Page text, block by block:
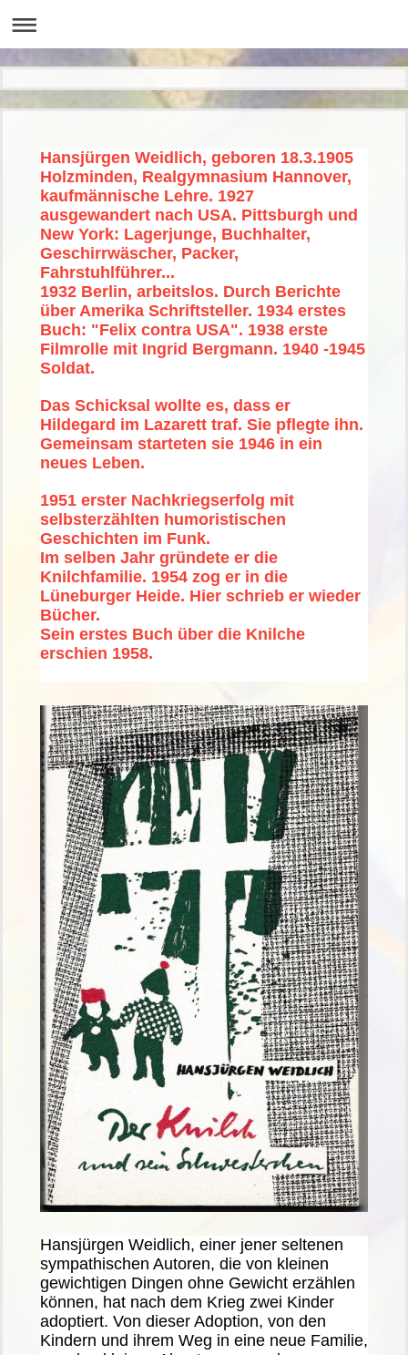
Hansjürgen Weidlich, geboren 18.3.1905
Holzminden, Realgymnasium Hannover,
kaufmännische Lehre. 1927
ausgewandert nach USA. Pittsburgh und
New York: Lagerjunge, Buchhalter,
Geschirrwäscher, Packer,
Fahrstuhlführer...
1932 Berlin, arbeitslos. Durch Berichte
über Amerika Schriftsteller. 1934 erstes
Buch: "Felix contra USA". 1938 erste
Filmrolle mit Ingrid Bergmann. 1940 -1945
Soldat.
Das Schicksal wollte es, dass er
Hildegard im Lazarett traf. Sie pflegte ihn.
Gemeinsam starteten sie 1946 in ein
neues Leben.
1951 erster Nachkriegserfolg mit
selbsterzählten humoristischen
Geschichten im Funk.
Im selben Jahr gründete er die
Knilchfamilie. 1954 zog er in die
Lüneburger Heide. Hier schrieb er wieder
Bücher.
Sein erstes Buch über die Knilche
erschien 1958.
Hansjürgen Weidlich, einer jener seltenen
sympathischen Autoren, die von kleinen
gewichtigen Dingen ohne Gewicht erzählen
können, hat nach dem Krieg zwei Kinder
adoptiert. Von dieser Adoption, von den
Kindern und ihrem Weg in eine neue Familie,